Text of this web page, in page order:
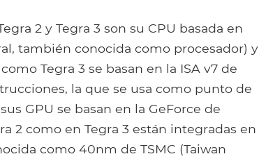
2 y Tegra 3 son su CPU basada en
también conocida como procesador) y
Tegra 3 se basan en la ISA v7 de
la que se usa como punto de
GPU se basan en la GeForce de
2 como en Tegra 3 están integradas en
como 40nm de TSMC (Taiwan